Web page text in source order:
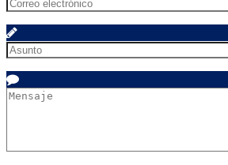
Sujet
Sujet